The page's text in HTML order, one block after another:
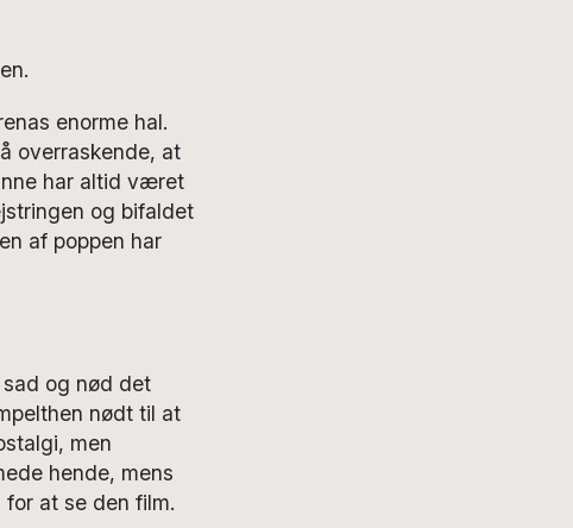
enorme hal.
overraskende, at
har altid været
og bifaldet
af poppen har
og nød det
nødt til at
men
hende, mens
at se den film.